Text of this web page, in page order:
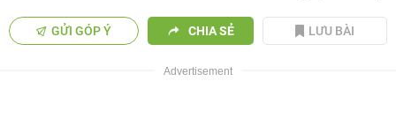
GỬI GÓP Ý CHIA SẺ LƯU BÀI